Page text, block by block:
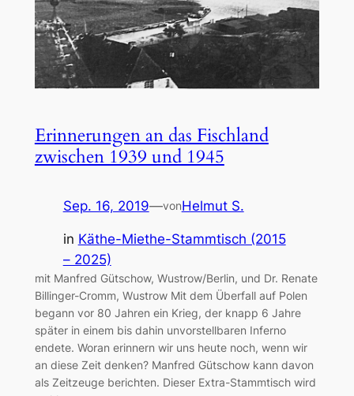
Erinnerungen an das Fischland
zwischen 1939 und 1945
Sep. 16, 2019—vonHelmut S.
in Käthe-Miethe-Stammtisch (2015
– 2025)
mit Manfred Gütschow, Wustrow/Berlin, und Dr. Renate
Billinger-Cromm, Wustrow Mit dem Überfall auf Polen
begann vor 80 Jahren ein Krieg, der knapp 6 Jahre
später in einem bis dahin unvorstellbaren Inferno
endete. Woran erinnern wir uns heute noch, wenn wir
an diese Zeit denken? Manfred Gütschow kann davon
als Zeitzeuge berichten. Dieser Extra-Stammtisch wird